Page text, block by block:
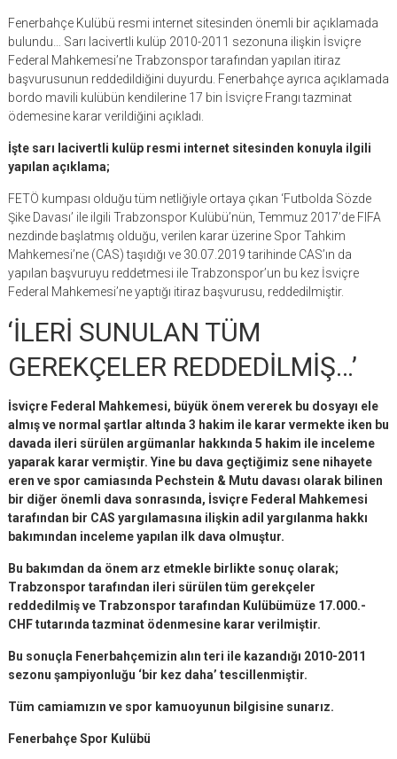
Fenerbahçe Kulübü resmi internet sitesinden önemli bir açıklamada
bulundu… Sarı lacivertli kulüp 2010-2011 sezonuna ilişkin İsviçre
Federal Mahkemesi’ne Trabzonspor tarafından yapılan itiraz
başvurusunun reddedildiğini duyurdu. Fenerbahçe ayrıca açıklamada
bordo mavili kulübün kendilerine 17 bin İsviçre Frangı tazminat
ödemesine karar verildiğini açıkladı.
İşte sarı lacivertli kulüp resmi internet sitesinden konuyla ilgili
yapılan açıklama;
FETÖ kumpası olduğu tüm netliğiyle ortaya çıkan ‘Futbolda Sözde
Şike Davası’ ile ilgili Trabzonspor Kulübü’nün, Temmuz 2017’de FIFA
nezdinde başlatmış olduğu, verilen karar üzerine Spor Tahkim
Mahkemesi’ne (CAS) taşıdığı ve 30.07.2019 tarihinde CAS’ın da
yapılan başvuruyu reddetmesi ile Trabzonspor’un bu kez İsviçre
Federal Mahkemesi’ne yaptığı itiraz başvurusu, reddedilmiştir.
‘İLERİ SUNULAN TÜM
GEREKÇELER REDDEDİLMİŞ…’
İsviçre Federal Mahkemesi, büyük önem vererek bu dosyayı ele
almış ve normal şartlar altında 3 hakim ile karar vermekte iken bu
davada ileri sürülen argümanlar hakkında 5 hakim ile inceleme
yaparak karar vermiştir. Yine bu dava geçtiğimiz sene nihayete
eren ve spor camiasında Pechstein & Mutu davası olarak bilinen
bir diğer önemli dava sonrasında, İsviçre Federal Mahkemesi
tarafından bir CAS yargılamasına ilişkin adil yargılanma hakkı
bakımından inceleme yapılan ilk dava olmuştur.
Bu bakımdan da önem arz etmekle birlikte sonuç olarak;
Trabzonspor tarafından ileri sürülen tüm gerekçeler
reddedilmiş ve Trabzonspor tarafından Kulübümüze 17.000.-
CHF tutarında tazminat ödenmesine karar verilmiştir.
Bu sonuçla Fenerbahçemizin alın teri ile kazandığı 2010-2011
sezonu şampiyonluğu ‘bir kez daha’ tescillenmiştir.
Tüm camiamızın ve spor kamuoyunun bilgisine sunarız.
Fenerbahçe Spor Kulübü